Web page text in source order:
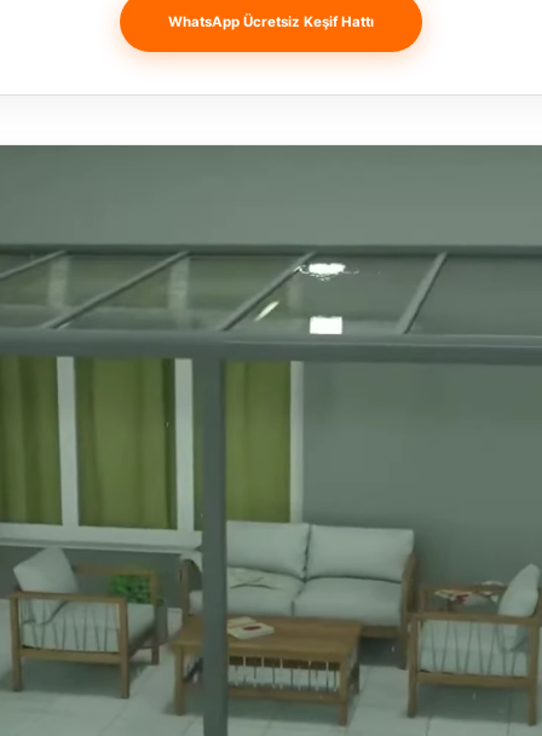
WhatsApp Ücretsiz Keşif Hattı